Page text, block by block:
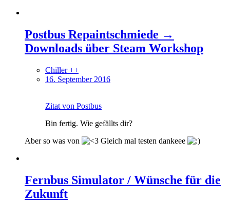
Postbus Repaintschmiede →
Downloads über Steam Workshop
Chiller ++
16. September 2016
Zitat von Postbus
Bin fertig. Wie gefällts dir?
Aber so was von
Gleich mal testen dankeee
Fernbus Simulator / Wünsche für die
Zukunft